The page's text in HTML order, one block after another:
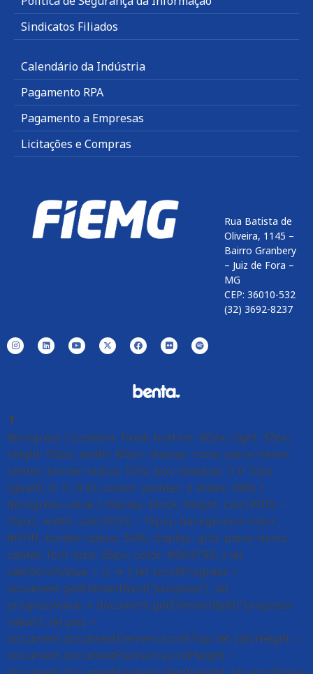
Sindicatos Filiados
Calendário da Indústria
Pagamento RPA
Pagamento a Empresas
Licitações e Compras
Rua Batista de
Oliveira, 1145 –
Bairro Granbery
– Juiz de Fora –
MG
CEP: 36010-532
(32) 3692-8237
⤒
#progress { position: fixed; bottom: 90px; right: 17px;
height: 60px; width: 60px; display: none; place-items:
center; border-radius: 50%; box-shadow: 0 0 10px
rgba(0, 0, 0, 0.2); cursor: pointer; z-index: 999; }
#progress-value { display: block; height: calc(100% -
15px); width: calc(100% - 15px); background-color:
#ffffff; border-radius: 50%; display: grid; place-items:
center; font-size: 35px; color: #004796; } let
calcScrollValue = () => { let scrollProgress =
document.getElementById("progress"); let
progressValue = document.getElementById("progress-
value"); let pos =
document.documentElement.scrollTop; let calcHeight =
document.documentElement.scrollHeight -